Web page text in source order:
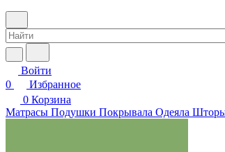
Войти
0
Избранное
0 Корзина
Матрасы Подушки Покрывала Одеяла